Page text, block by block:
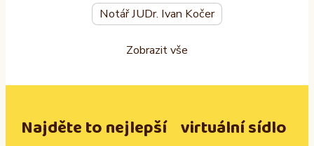
Notář JUDr. Ivan Kočer
Zobrazit vše
Najděte to nejlepší virtuální sídlo